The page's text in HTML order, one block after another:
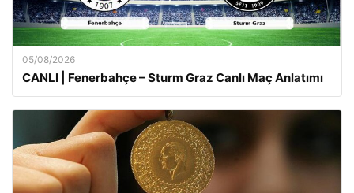
05/08/2026
CANLI | Fenerbahçe – Sturm Graz Canlı Maç Anlatımı